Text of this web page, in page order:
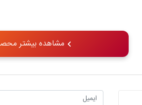
مشاهده بیشتر